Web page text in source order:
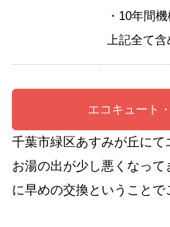
・10年間
上記全て
エコキュート
千葉市緑区あすみが丘に
お湯の出が少し悪くなっ
に早めの交換ということ